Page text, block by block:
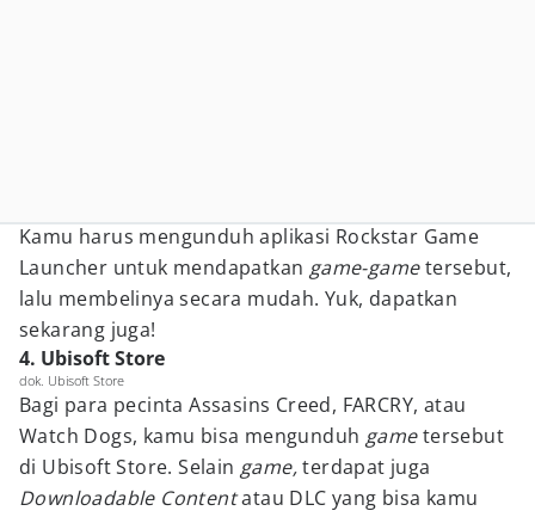
Kamu harus mengunduh aplikasi Rockstar Game
Launcher untuk mendapatkan game-gametersebut,
lalu membelinya secara mudah. Yuk, dapatkan
sekarang juga!
4. Ubisoft Store
dok. Ubisoft Store
Bagi para pecinta Assasins Creed, FARCRY, atau
Watch Dogs, kamu bisa mengunduh gametersebut
di Ubisoft Store. Selain game,terdapat juga
Downloadable Contentatau DLC yang bisa kamu